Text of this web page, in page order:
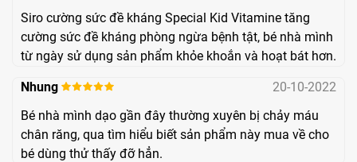
hoá, tăng cường sức khỏe.
Dịch chiết Rosa canina(Tầm xuân) là thảo dược giàu
vitamin C, giúp chống oxy hóa, chống lão hoá cơ thể,
bồi bổ cơ thể. Bên cạnh đó,Tầm xuân có tác dụng
tăng cường sức khỏe tim mạch, bảo vệ cơ tim, giảm
mỡ máu
Siro cường sức đề kháng Special Kid Vitamine tăng
cường sức đề kháng phòng ngừa bệnh tật, bé nhà mình
từ ngày sử dụng sản phẩm khỏe khoắn và hoạt bát hơn.
Nhung
20-10-2022
Bé nhà mình dạo gần đây thường xuyên bị chảy máu
chân răng, qua tìm hiểu biết sản phẩm này mua về cho
bé dùng thử thấy đỡ hẳn.